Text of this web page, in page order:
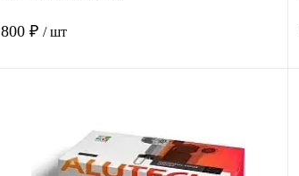
800 ₽ / шт
Купить в 1 клик Сравнение